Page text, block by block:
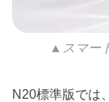
▲スマー
N20標準版では